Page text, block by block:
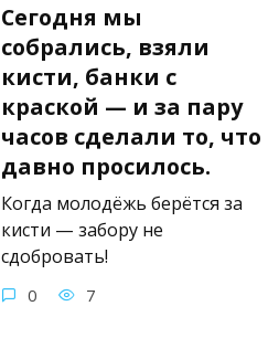
Сегодня мы
собрались, взяли
кисти, банки с
краской — и за пару
часов сделали то, что
давно просилось.
Когда молодёжь берётся за
кисти — забору не
сдобровать!
0 7